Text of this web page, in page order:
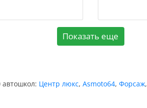
Показать еще
автошкол: Центр люкс, Asmoto64, Форсаж,